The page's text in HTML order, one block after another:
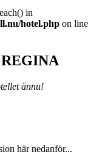
in
hotel.php on line
REGINA
ännu!
här nedanför...